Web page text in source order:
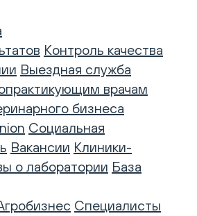
Контроль качества
Выездная служба
врачам
бизнеса
Социальная
Вакансии Клиники-
о лаборатории База
Специалисты